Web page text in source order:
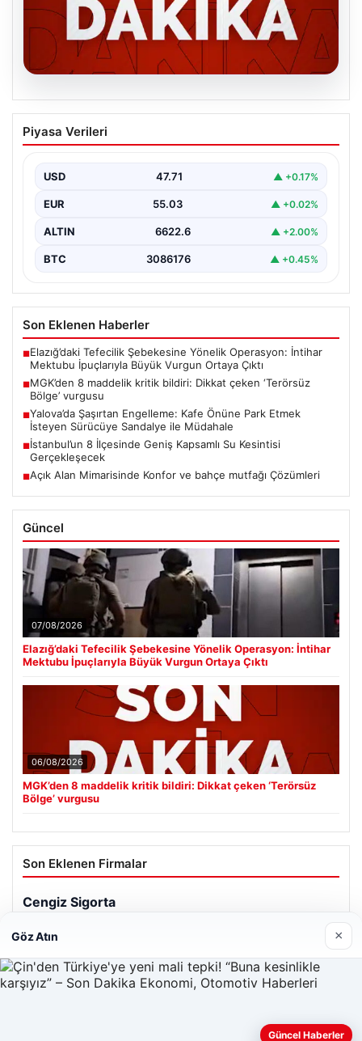
06.08.2026
MGK’den 8 maddelik kritik bildiri: Dikkat
çeken ‘Terörsüz Bölge’ vurgusu
Piyasa Verileri
USD 47.71 ▲ +0.17%
EUR 55.03 ▲ +0.02%
ALTIN 6622.6 ▲ +2.00%
BTC 3086176 ▲ +0.45%
Son Eklenen Haberler
■Elazığ’daki Tefecilik Şebekesine Yönelik Operasyon: İntihar
Mektubu İpuçlarıyla Büyük Vurgun Ortaya Çıktı
■MGK’den 8 maddelik kritik bildiri: Dikkat çeken ‘Terörsüz
Bölge’ vurgusu
■Yalova’da Şaşırtan Engelleme: Kafe Önüne Park Etmek
İsteyen Sürücüye Sandalye ile Müdahale
■İstanbul’un 8 İlçesinde Geniş Kapsamlı Su Kesintisi
Gerçekleşecek
■Açık Alan Mimarisinde Konfor ve bahçe mutfağı Çözümleri
Güncel
07/08/2026
Elazığ’daki Tefecilik Şebekesine Yönelik Operasyon: İntihar
Mektubu İpuçlarıyla Büyük Vurgun Ortaya Çıktı
06/08/2026
MGK’den 8 maddelik kritik bildiri: Dikkat çeken ‘Terörsüz
Bölge’ vurgusu
Son Eklenen Firmalar
Göz Atın ×
Güncel Haberler